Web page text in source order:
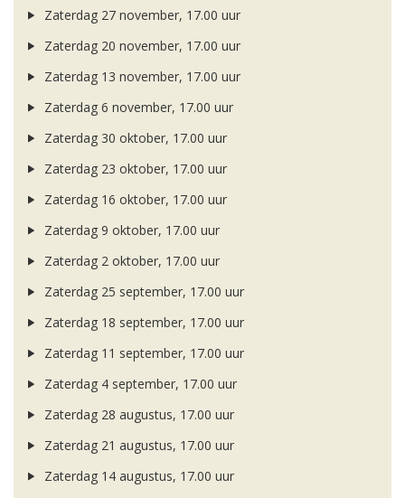
Zaterdag 27 november, 17.00 uur
Zaterdag 20 november, 17.00 uur
Zaterdag 13 november, 17.00 uur
Zaterdag 6 november, 17.00 uur
Zaterdag 30 oktober, 17.00 uur
Zaterdag 23 oktober, 17.00 uur
Zaterdag 16 oktober, 17.00 uur
Zaterdag 9 oktober, 17.00 uur
Zaterdag 2 oktober, 17.00 uur
Zaterdag 25 september, 17.00 uur
Zaterdag 18 september, 17.00 uur
Zaterdag 11 september, 17.00 uur
Zaterdag 4 september, 17.00 uur
Zaterdag 28 augustus, 17.00 uur
Zaterdag 21 augustus, 17.00 uur
Zaterdag 14 augustus, 17.00 uur